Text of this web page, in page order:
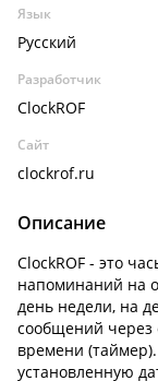
Язык
Русский
Разработчик
ClockROF
Сайт
clockrof.ru
Описание
ClockROF - это
напоминаний на
день недели, на
сообщений через
времени
установленную